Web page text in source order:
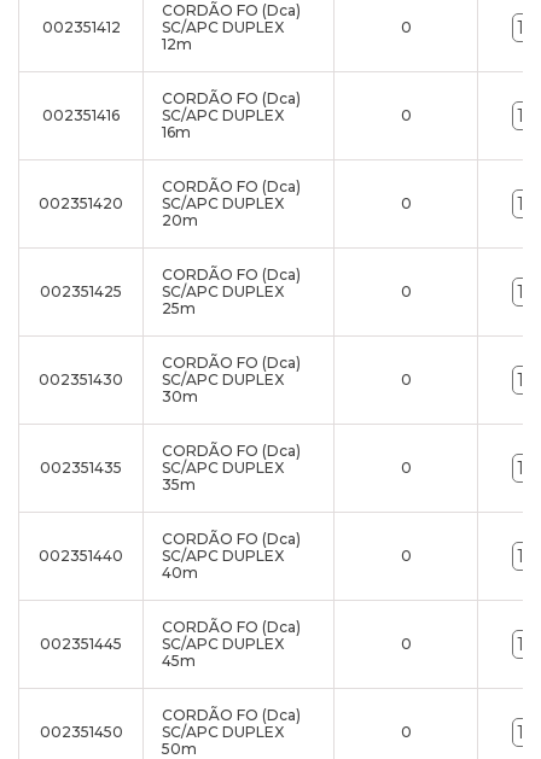
002351412
CORDÃO FO (Dca)
SC/APC DUPLEX
12m
0
002351416
CORDÃO FO (Dca)
SC/APC DUPLEX
16m
0
002351420
CORDÃO FO (Dca)
SC/APC DUPLEX
20m
0
002351425
CORDÃO FO (Dca)
SC/APC DUPLEX
25m
0
002351430
CORDÃO FO (Dca)
SC/APC DUPLEX
30m
0
002351435
CORDÃO FO (Dca)
SC/APC DUPLEX
35m
0
002351440
CORDÃO FO (Dca)
SC/APC DUPLEX
40m
0
002351445
CORDÃO FO (Dca)
SC/APC DUPLEX
45m
0
002351450
CORDÃO FO (Dca)
SC/APC DUPLEX
50m
0